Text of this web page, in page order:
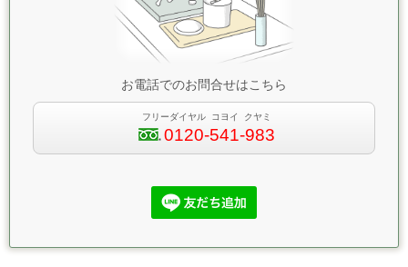
お電話でのお問合せはこちら
フリーダイヤル コヨイ クヤミ
0120-541-983